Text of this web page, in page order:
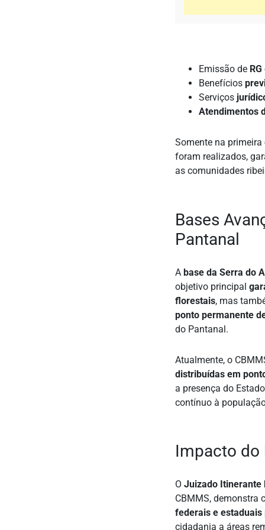
Emissão de RG
Benefícios
Serviços
Atendimentos
Somente na
foram realizados,
as comunidades
Bases
Pantanal
A base da Serra do
objetivo principal
florestais, mas
ponto permanente
do Pantanal.
Atualmente, o
distribuídas em
a presença do
contínuo à
Impacto do
O Juizado Itinerante
CBMMS, demonstra
federais e estaduais
cidadania a áreas